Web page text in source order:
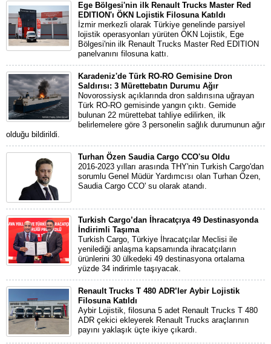
Ege Bölgesi'nin ilk Renault Trucks Master Red
EDITION'ı ÖKN Lojistik Filosuna Katıldı
İzmir merkezli olarak Türkiye genelinde parsiyel
lojistik operasyonları yürüten ÖKN Lojistik, Ege
Bölgesi'nin ilk Renault Trucks Master Red EDITION
panelvanını filosuna kattı.
Karadeniz'de Türk RO-RO Gemisine Dron
Saldırısı: 3 Mürettebatın Durumu Ağır
Novorossiysk açıklarında dron saldırısına uğrayan
Türk RO-RO gemisinde yangın çıktı. Gemide
bulunan 22 mürettebat tahliye edilirken, ilk
belirlemelere göre 3 personelin sağlık durumunun ağır
olduğu bildirildi.
Turhan Özen Saudia Cargo CCO'su Oldu
2016-2023 yılları arasında THY'nin Turkish Cargo'dan
sorumlu Genel Müdür Yardımcısı olan Turhan Özen,
Saudia Cargo CCO' su olarak atandı.
Turkish Cargo’dan İhracatçıya 49 Destinasyonda
İndirimli Taşıma
Turkish Cargo, Türkiye İhracatçılar Meclisi ile
yenilediği anlaşma kapsamında ihracatçıların
ürünlerini 30 ülkedeki 49 destinasyona ortalama
yüzde 34 indirimle taşıyacak.
Renault Trucks T 480 ADR’ler Aybir Lojistik
Filosuna Katıldı
Aybir Lojistik, filosuna 5 adet Renault Trucks T 480
ADR çekici ekleyerek Renault Trucks araçlarının
payını yaklaşık üçte ikiye çıkardı.